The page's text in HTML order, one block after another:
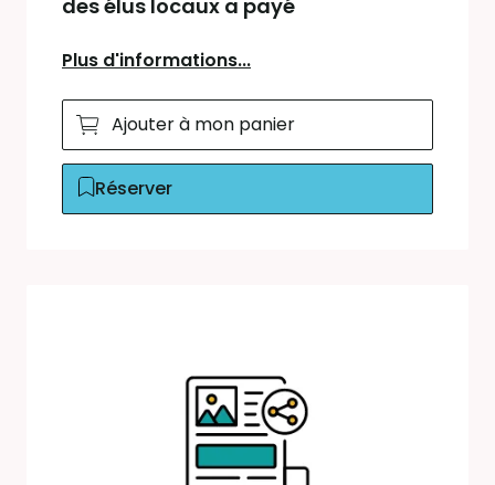
des élus locaux a payé
Plus d'informations...
Ajouter à mon panier
Réserver